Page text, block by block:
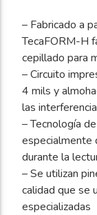
– Fabricado a
TecaFORM-H
cepillado para
– Circuito
4 mils y
las
– Tecnología
especialmente
durante la
– Se utilizan
calidad que se
especializadas